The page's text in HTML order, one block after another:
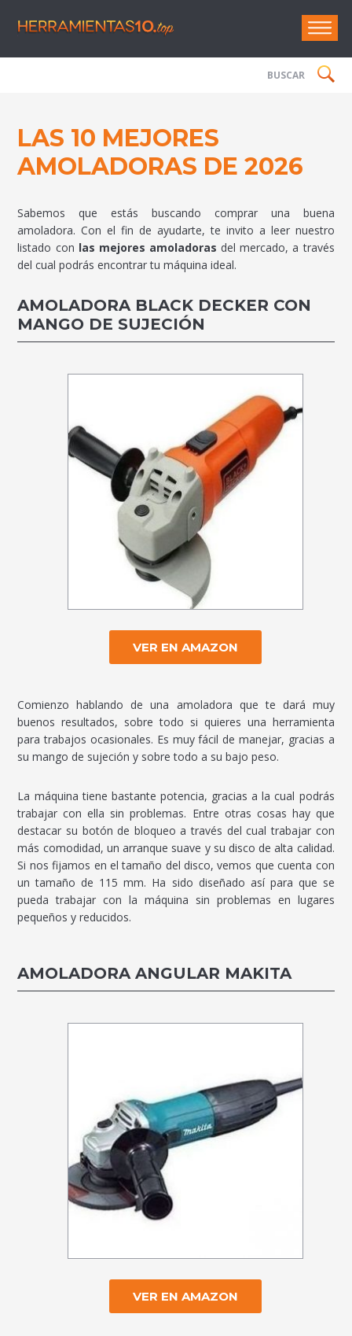
LAS 10 MEJORES
AMOLADORAS DE 2026
Sabemos que estás buscando comprar una buena
amoladora. Con el fin de ayudarte, te invito a leer nuestro
listado con las mejores amoladoras del mercado, a través
del cual podrás encontrar tu máquina ideal.
AMOLADORA BLACK DECKER CON
MANGO DE SUJECIÓN
VER EN AMAZON
Comienzo hablando de una amoladora que te dará muy
buenos resultados, sobre todo si quieres una herramienta
para trabajos ocasionales. Es muy fácil de manejar, gracias a
su mango de sujeción y sobre todo a su bajo peso.
La máquina tiene bastante potencia, gracias a la cual podrás
trabajar con ella sin problemas. Entre otras cosas hay que
destacar su botón de bloqueo a través del cual trabajar con
más comodidad, un arranque suave y su disco de alta calidad.
Si nos fijamos en el tamaño del disco, vemos que cuenta con
un tamaño de 115 mm. Ha sido diseñado así para que se
pueda trabajar con la máquina sin problemas en lugares
pequeños y reducidos.
AMOLADORA ANGULAR MAKITA
VER EN AMAZON